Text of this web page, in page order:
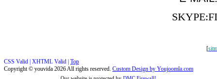
[
CSS Valid | XHTML Valid | Top
Copyright © youvida 2026 All rights reserved. Custom Design by Youjoomla.com